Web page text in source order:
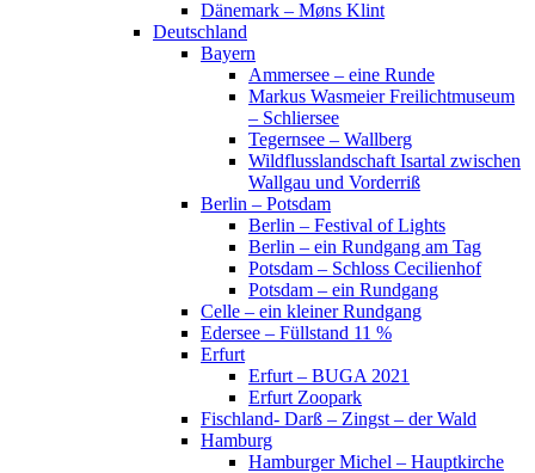
Dänemark – Møns Klint
Deutschland
Bayern
Ammersee – eine Runde
Markus Wasmeier Freilichtmuseum
– Schliersee
Tegernsee – Wallberg
Wildflusslandschaft Isartal zwischen
Wallgau und Vorderriß
Berlin – Potsdam
Berlin – Festival of Lights
Berlin – ein Rundgang am Tag
Potsdam – Schloss Cecilienhof
Potsdam – ein Rundgang
Celle – ein kleiner Rundgang
Edersee – Füllstand 11 %
Erfurt
Erfurt – BUGA 2021
Erfurt Zoopark
Fischland- Darß – Zingst – der Wald
Hamburg
Hamburger Michel – Hauptkirche